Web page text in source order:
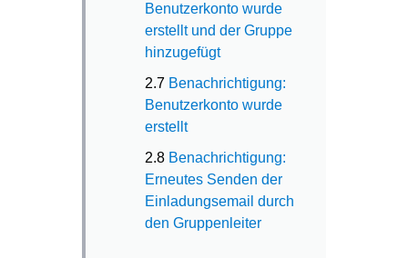
Benutzerkonto wurde
erstellt und der Gruppe
hinzugefügt
2.7 Benachrichtigung:
Benutzerkonto wurde
erstellt
2.8 Benachrichtigung:
Erneutes Senden der
Einladungsemail durch
den Gruppenleiter